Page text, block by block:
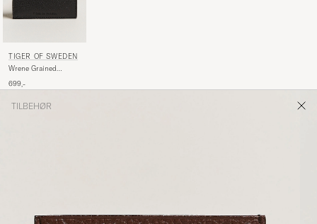
TIGER OF SWEDEN
Wrene Grained
699,-
TILBEHØR